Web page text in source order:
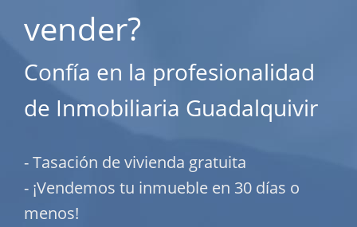
vender?
Confía en la profesionalidad
de Inmobiliaria Guadalquivir
- Tasación de vivienda gratuita
- ¡Vendemos tu inmueble en 30 días o
menos!